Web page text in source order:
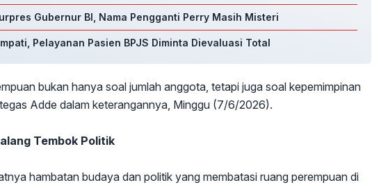
Gubernur BI, Nama Pengganti Perry Masih Misteri
Pelayanan Pasien BPJS Diminta Dievaluasi Total
bukan hanya soal jumlah anggota, tetapi juga soal kepemimpinan
Adde dalam keterangannya, Minggu (7/6/2026).
Tembok Politik
hambatan budaya dan politik yang membatasi ruang perempuan di